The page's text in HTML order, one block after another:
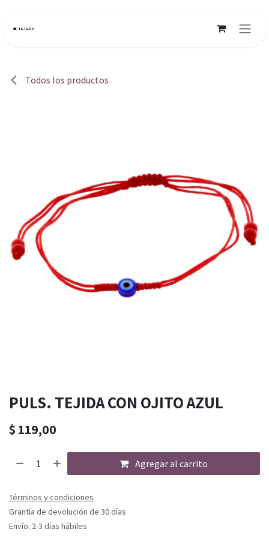
Todos los productos
PULS. TEJIDA CON OJITO AZUL
$ 119,00
Agregar al carrito
Términos y condiciones
Grantía de devolución de 30 días
Envío: 2-3 días hábiles